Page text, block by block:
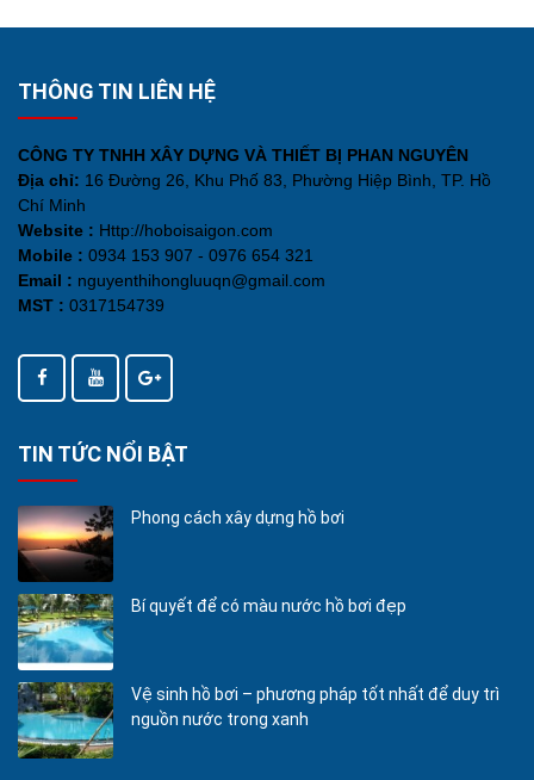
THÔNG TIN LIÊN HỆ
CÔNG TY TNHH XÂY DỰNG VÀ THIẾT BỊ PHAN NGUYÊN
Địa chỉ: 16 Đường 26, Khu Phố 83, Phường Hiệp Bình, TP. Hồ
Chí Minh
Website : Http://hoboisaigon.com
Mobile : 0934 153 907 - 0976 654 321
Email : nguyenthihongluuqn@gmail.com
MST : 0317154739
TIN TỨC NỔI BẬT
Phong cách xây dựng hồ bơi
Bí quyết để có màu nước hồ bơi đẹp
Vệ sinh hồ bơi – phương pháp tốt nhất để duy trì
nguồn nước trong xanh